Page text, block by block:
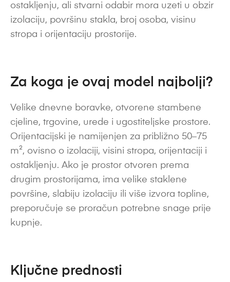
ostakljenju, ali stvarni odabir mora uzeti u obzir
izolaciju, površinu stakla, broj osoba, visinu
stropa i orijentaciju prostorije.
Za koga je ovaj model najbolji?
Velike dnevne boravke, otvorene stambene
cjeline, trgovine, urede i ugostiteljske prostore.
Orijentacijski je namijenjen za približno 50–75
m², ovisno o izolaciji, visini stropa, orijentaciji i
ostakljenju. Ako je prostor otvoren prema
drugim prostorijama, ima velike staklene
površine, slabiju izolaciju ili više izvora topline,
preporučuje se proračun potrebne snage prije
kupnje.
Ključne prednosti